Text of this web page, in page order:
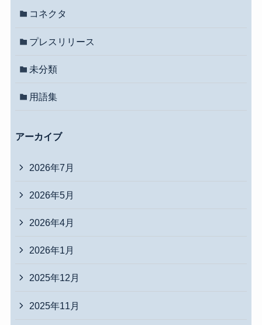
コネクタ
プレスリリース
未分類
用語集
アーカイブ
2026年7月
2026年5月
2026年4月
2026年1月
2025年12月
2025年11月